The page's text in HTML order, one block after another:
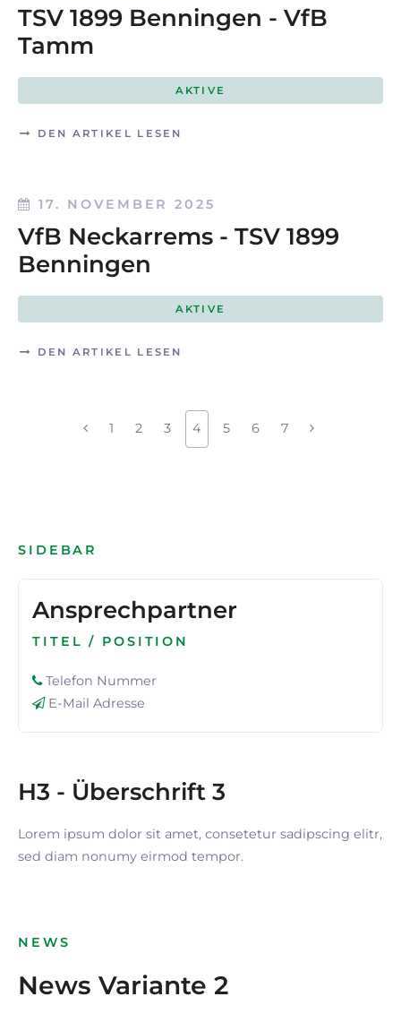
TSV 1899 Benningen - VfB
Tamm
AKTIVE
DEN ARTIKEL LESEN
17. NOVEMBER 2025
VfB Neckarrems - TSV 1899
Benningen
AKTIVE
DEN ARTIKEL LESEN
1 2 3 4 5 6 7
SIDEBAR
Ansprechpartner
TITEL / POSITION
Telefon Nummer
E-Mail Adresse
H3 - Überschrift 3
Lorem ipsum dolor sit amet, consetetur sadipscing elitr,
sed diam nonumy eirmod tempor.
NEWS
News Variante 2